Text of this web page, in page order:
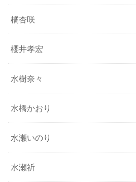
橘杏咲
櫻井孝宏
水樹奈々
水橋かおり
水瀬いのり
水瀬祈